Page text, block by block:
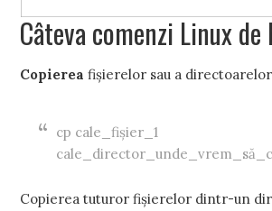
Câteva comenzi Linux de
Copierea fișierelor sau a
cp cale_fișier_1
Copierea tuturor fișierelor dintr-un